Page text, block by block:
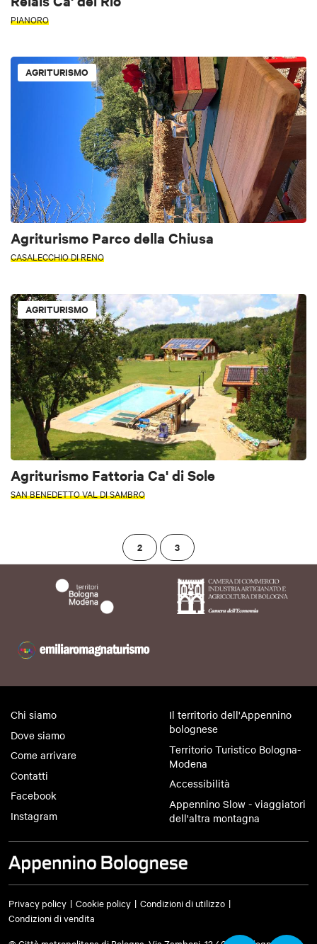
PIANORO
AGRITURISMO
Agriturismo Parco della Chiusa
CASALECCHIO DI RENO
AGRITURISMO
Agriturismo Fattoria Ca' di Sole
SAN BENEDETTO VAL DI SAMBRO
2 3
Chi siamo
Dove siamo
Come arrivare
Contatti
Facebook
Instagram
Il territorio dell'Appennino
bolognese
Territorio Turistico Bologna-
Modena
Accessibilità
Appennino Slow - viaggiatori
dell'altra montagna
Privacy policy Cookie policy
Condizioni di utilizzo
Condizioni di vendita